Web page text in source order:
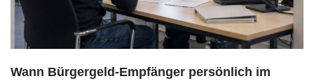
Wann Bürgergeld-Empfänger persönlich im